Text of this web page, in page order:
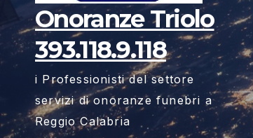
Onoranze Triolo
393.118.9.118
i Professionisti del settore
servizi di onoranze funebri a
Reggio Calabria